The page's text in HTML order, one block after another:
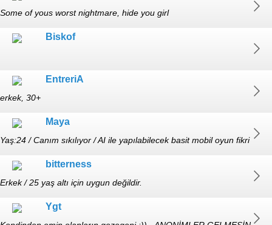
Some of yous worst nightmare, hide you girl
Biskof
EntreriA
erkek, 30+
Maya
Yaş:24 / Canım sıkılıyor / AI ile yapılabilecek basit mobil oyun fikri
olan var mı?
bitterness
Erkek / 25 yaş altı için uygun değildir.
Ygt